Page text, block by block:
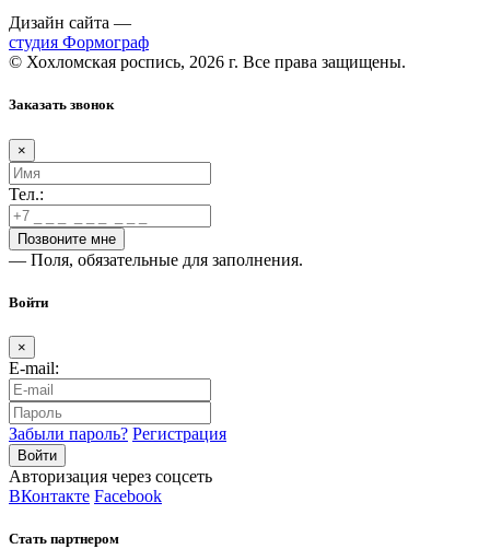
Дизайн сайта —
студия Формограф
© Хохломская роспись, 2026 г. Все права защищены.
Заказать звонок
×
Тел.:
— Поля, обязательные для заполнения.
Войти
×
E-mail:
Забыли пароль? Регистрация
Авторизация через соцсеть
ВКонтакте Facebook
Стать партнером